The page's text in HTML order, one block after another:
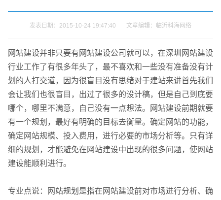
发表日期：2015-10-24 19:47:40 文章编辑：临沂科海网络
网站建设并非只要有网站建设公司就可以，在深圳网站建设
行业工作了有很多年头了，最不喜欢和一些没有准备没有计
划的人打交道，因为很盲目没有思绪对于建站来讲首先我们
会让我们也很盲目，出过了很多的设计稿，但是自己到底要
哪个，哪里不满意，自己没有一点想法。网站建设前期就要
有一个规划，最好有明确的目标去衡量。确定网站的功能，
确定网站规模、投入费用，进行必要的市场分析等。只有详
细的规划，才能避免在网站建设中出现的很多问题，使网站
建设能顺利进行。
专业点说：网站规划是指在网站建设前对市场进行分析、确